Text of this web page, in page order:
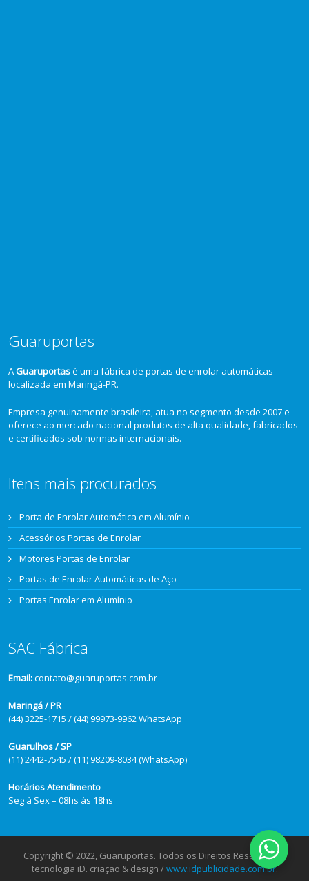
Guaruportas
AGuaruportasé uma fábrica de portas de enrolar automáticas
localizada em Maringá-PR.
Empresa genuinamente brasileira, atua no segmento desde 2007 e
oferece ao mercado nacional produtos de alta qualidade, fabricados
e certificados sob normas internacionais.
Itens mais procurados
Porta de Enrolar Automática em Alumínio
Acessórios Portas de Enrolar
Motores Portas de Enrolar
Portas de Enrolar Automáticas de Aço
Portas Enrolar em Alumínio
SAC Fábrica
Email:contato@guaruportas.com.br
Maringá / PR
(44) 3225-1715 / (44) 99973-9962 WhatsApp
Guarulhos / SP
(11) 2442-7545 / (11) 98209-8034 (WhatsApp)
Horários Atendimento
Seg à Sex – 08hs às 18hs
Copyright © 2022, Guaruportas. Todos os Direitos Reservados.
tecnologia iD. criação & design /www.idpublicidade.com.br.